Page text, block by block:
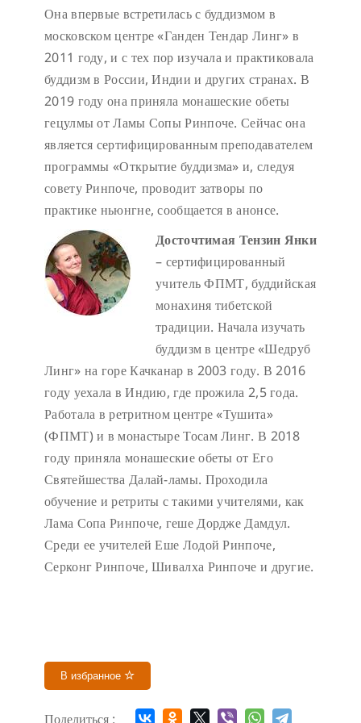
Она впервые встретилась с буддизмом в
московском центре «Ганден Тендар Линг» в
2011 году, и с тех пор изучала и практиковала
буддизм в России, Индии и других странах. В
2019 году она приняла монашеские обеты
гецулмы от Ламы Сопы Ринпоче. Сейчас она
является сертифицированным преподавателем
программы «Открытие буддизма» и, следуя
совету Ринпоче, проводит затворы по
практике ньюнгне, сообщается в анонсе.
Досточтимая Тензин Янки
– сертифицированный
учитель ФПМТ, буддийская
монахиня тибетской
традиции. Начала изучать
буддизм в центре «Шедруб
Линг» на горе Качканар в 2003 году. В 2016
году уехала в Индию, где прожила 2,5 года.
Работала в ретритном центре «Тушита»
(ФПМТ) и в монастыре Тосам Линг. В 2018
году приняла монашеские обеты от Его
Святейшества Далай-ламы. Проходила
обучение и ретриты с такими учителями, как
Лама Сопа Ринпоче, геше Дордже Дамдул.
Среди ее учителей Еше Лодой Ринпоче,
Серконг Ринпоче, Шивалха Ринпоче и другие.
В избранное
Поделиться :